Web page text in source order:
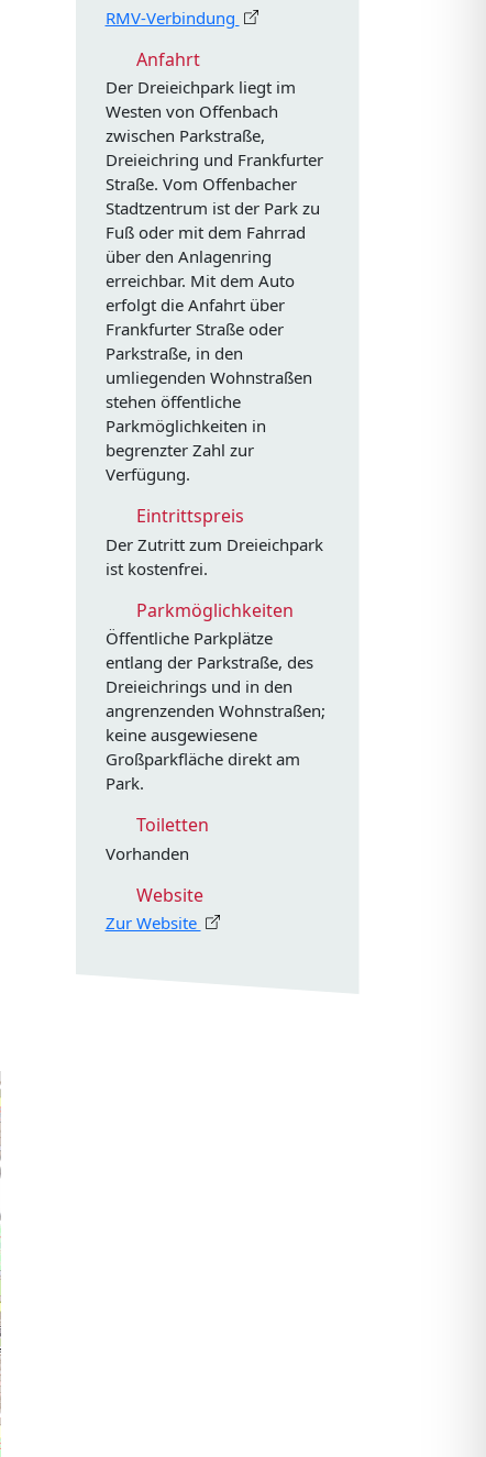
RMV-Verbindung
Anfahrt
Der Dreieichpark liegt im
Westen von Offenbach
zwischen Parkstraße,
Dreieichring und Frankfurter
Straße. Vom Offenbacher
Stadtzentrum ist der Park zu
Fuß oder mit dem Fahrrad
über den Anlagenring
erreichbar. Mit dem Auto
erfolgt die Anfahrt über
Frankfurter Straße oder
Parkstraße, in den
umliegenden Wohnstraßen
stehen öffentliche
Parkmöglichkeiten in
begrenzter Zahl zur
Verfügung.
Eintrittspreis
Der Zutritt zum Dreieichpark
ist kostenfrei.
Parkmöglichkeiten
Öffentliche Parkplätze
entlang der Parkstraße, des
Dreieichrings und in den
angrenzenden Wohnstraßen;
keine ausgewiesene
Großparkfläche direkt am
Park.
Toiletten
Vorhanden
Website
Zur Website